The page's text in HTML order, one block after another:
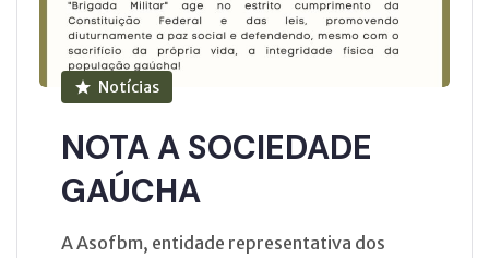
Notícias
NOTA A SOCIEDADE
GAÚCHA
A Asofbm, entidade representativa dos